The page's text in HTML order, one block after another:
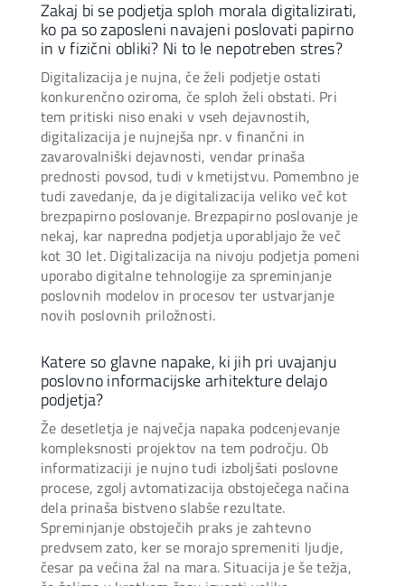
Zakaj bi se podjetja sploh morala digitalizirati,
ko pa so zaposleni navajeni poslovati papirno
in v fizični obliki? Ni to le nepotreben stres?
Digitalizacija je nujna, če želi podjetje ostati
konkurenčno oziroma, če sploh želi obstati. Pri
tem pritiski niso enaki v vseh dejavnostih,
digitalizacija je nujnejša npr. v finančni in
zavarovalniški dejavnosti, vendar prinaša
prednosti povsod, tudi v kmetijstvu. Pomembno je
tudi zavedanje, da je digitalizacija veliko več kot
brezpapirno poslovanje. Brezpapirno poslovanje je
nekaj, kar napredna podjetja uporabljajo že več
kot 30 let. Digitalizacija na nivoju podjetja pomeni
uporabo digitalne tehnologije za spreminjanje
poslovnih modelov in procesov ter ustvarjanje
novih poslovnih priložnosti.
Katere so glavne napake, ki jih pri uvajanju
poslovno informacijske arhitekture delajo
podjetja?
Že desetletja je največja napaka podcenjevanje
kompleksnosti projektov na tem področju. Ob
informatizaciji je nujno tudi izboljšati poslovne
procese, zgolj avtomatizacija obstoječega načina
dela prinaša bistveno slabše rezultate.
Spreminjanje obstoječih praks je zahtevno
predvsem zato, ker se morajo spremeniti ljudje,
česar pa večina žal na mara. Situacija je še težja,